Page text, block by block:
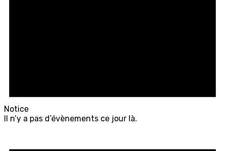
Notice
Il n’y a pas d’évènements ce jour là.